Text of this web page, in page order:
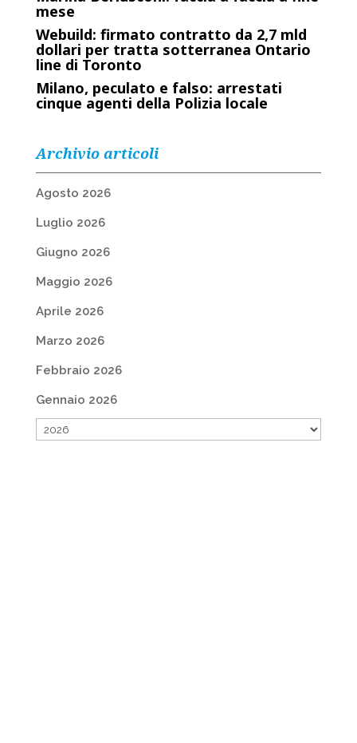
mese
Webuild: firmato contratto da 2,7 mld
dollari per tratta sotterranea Ontario
line di Toronto
Milano, peculato e falso: arrestati
cinque agenti della Polizia locale
Archivio articoli
Agosto 2026
Luglio 2026
Giugno 2026
Maggio 2026
Aprile 2026
Marzo 2026
Febbraio 2026
Gennaio 2026